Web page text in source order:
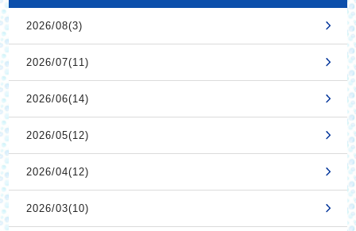
2026/08(3)
2026/07(11)
2026/06(14)
2026/05(12)
2026/04(12)
2026/03(10)